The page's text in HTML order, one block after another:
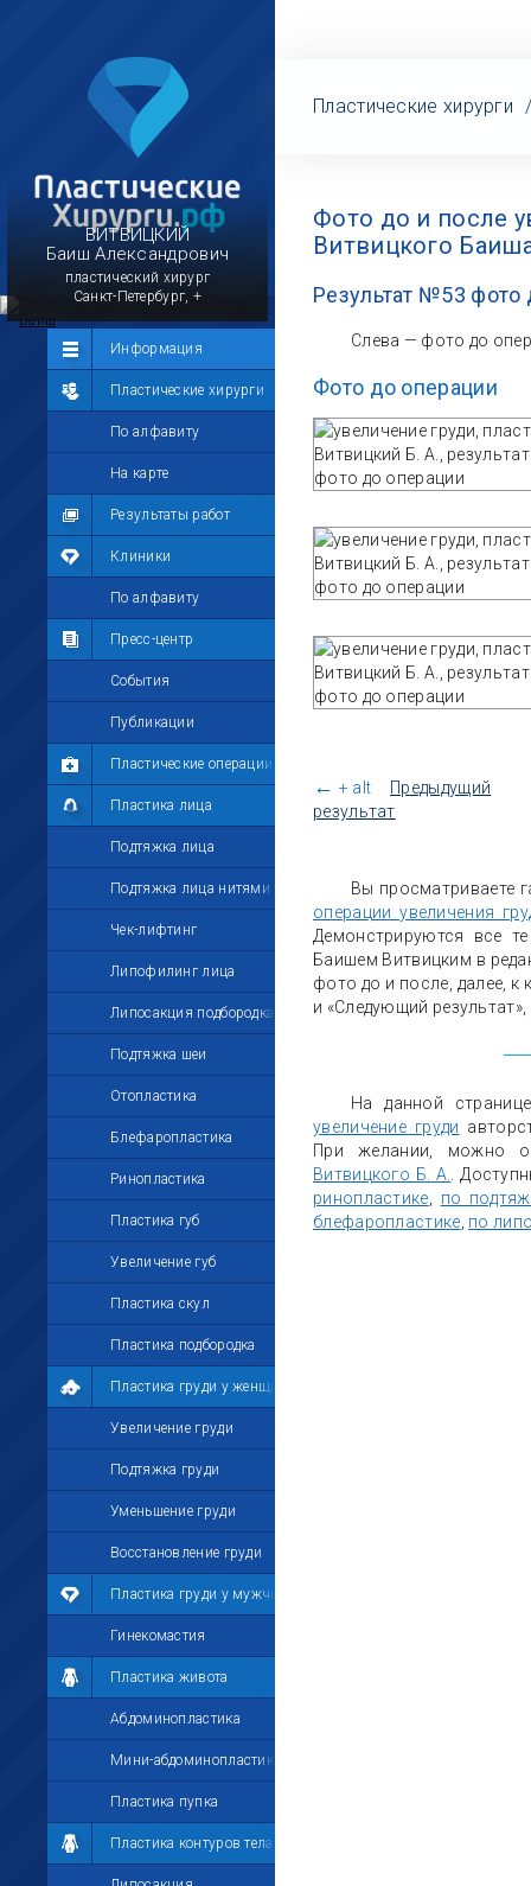
ВИТВИЦКИЙ
Баиш Александрович
пластический хирург
Санкт-Петербург, +
Информация
Пластические хирурги
По алфавиту
На карте
Результаты работ
Клиники
По алфавиту
Пресс-центр
События
Публикации
Пластические операции
Пластика лица
Подтяжка лица
Подтяжка лица нитями
Чек-лифтинг
Липофилинг лица
Липосакция подбородка
Подтяжка шеи
Отопластика
Блефаропластика
Ринопластика
Пластика губ
Увеличение губ
Пластика скул
Пластика подбородка
Пластика груди у женщин
Увеличение груди
Подтяжка груди
Уменьшение груди
Восстановление груди
Пластика груди у мужчин
Гинекомастия
Пластика живота
Абдоминопластика
Мини-абдоминопластика
Пластика пупка
Пластика контуров тела
Сообщество
Лента
Участники
Мой профиль
Мои сообщения
Мои фотографии
Мои комментарии
Мои друзья
Моё избранное
Мои настройки
Пластические хирурги
Фото до и после
Витвицкого
Результат №53 фото
Слева — фото до
Фото до операции
← + alt
Предыдущий
результат
Вы просматриваете
операции увеличения
Демонстрируются все
Баишем Витвицким в
фото до и после, далее, к
и «Следующий
На данной
увеличение груди
При желании, можно
Витвицкого Б. А.
.
ринопластике
по
блефаропластике по